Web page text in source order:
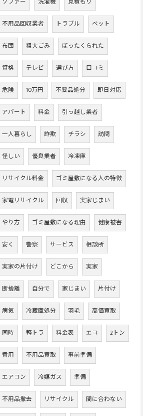
不用品回収業者 トラブル ベット
布団 粗大ごみ ぼったくられた
資格 テレビ 選び方 口コミ
危険 10万円 不要品処分 即日対応
アパート 料金 引っ越し業者
一人暮らし 詐欺 チラシ 訪問
怪しい 優良業者 冷凍庫
リサイクル料金 ゴミ屋敷になる人の特徴
家電リサイクル 回収 実家じまい
やり方 ゴミ屋敷になる理由 健康被害
安く 警察 サービス 相談所
実家の片付け どこから 実家
断捨離 自分で 家じまい 片付け
病気 冷蔵庫処分 羽毛 高価買取
同時 軽トラ 料金表 エコ 2トン
費用 不用品買取 事前準備
エアコン 冷媒ガス 準備
不用品撤去 リサイクル 間に合わない